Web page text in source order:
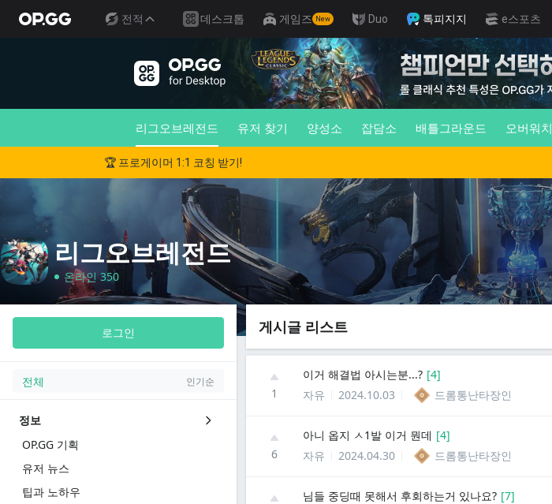
전적 데스크톱 게임즈 New Duo 톡피지지 e스포츠
리그오브레전드 유저 찾기 양성소 잡담소 배틀그라운드 오버워치
🏆 프로게이머 1:1 코칭 받기!
리그오브레전드
온라인 350
로그인
전체 인기순
정보
OP.GG 기획
유저 뉴스
팁과 노하우
게시글 리스트
1
이거 해결법 아시는분...? [4]
자유
2024.10.03 드롬통난타장인
6
아니 옵지 ㅅ1발 이거 뭔데 [4]
자유
2024.04.30 드롬통난타장인
님들 중딩때 못해서 후회하는거 있나요? [7]